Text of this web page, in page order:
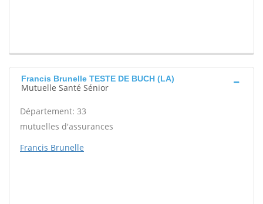
Francis Brunelle TESTE DE BUCH (LA)
Mutuelle Santé Sénior
Département: 33
mutuelles d'assurances
Francis Brunelle